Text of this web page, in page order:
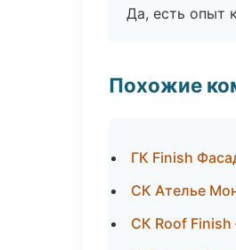
Да, есть опыт
Похожие
ГК Finish
СК Ателье
СК Roof